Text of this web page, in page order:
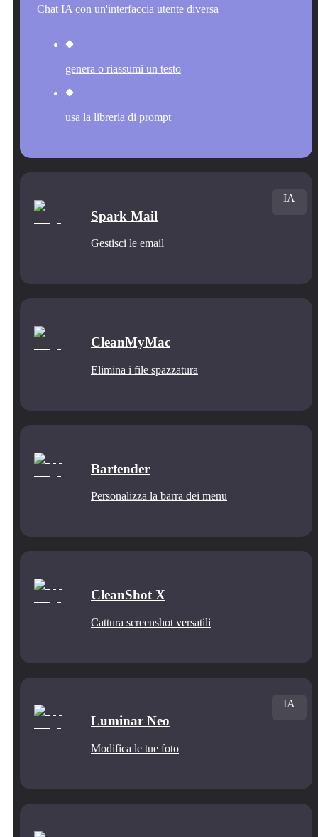
Chat IA con un'interfaccia utente diversa
genera o riassumi un testo
usa la libreria di prompt
Spark Mail
Gestisci le email
IA
CleanMyMac
Elimina i file spazzatura
Bartender
Personalizza la barra dei menu
CleanShot X
Cattura screenshot versatili
Luminar Neo
Modifica le tue foto
IA